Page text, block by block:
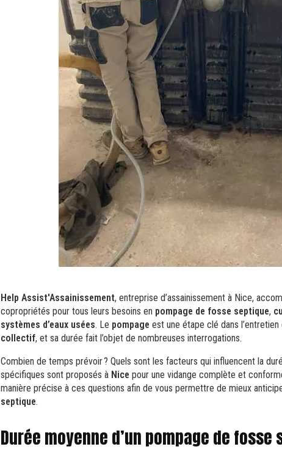
Help Assist'Assainissement, entreprise d’assainissement à Nice,
copropriétés pour tous leurs besoins en pompage de fosse septique,
systèmes d’eaux usées. Le pompage est une étape clé dans l’entretien
collectif, et sa durée fait l’objet de nombreuses interrogations.
Combien de temps prévoir ? Quels sont les facteurs qui influencent la
spécifiques sont proposés à Nice pour une vidange complète et
manière précise à ces questions afin de vous permettre de mieux
septique.
Durée moyenne d’un pompage de fosse